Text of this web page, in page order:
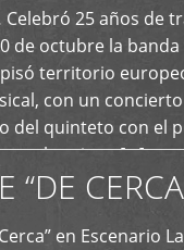
Celebró 25 años de
de octubre la
territorio
con un
del quinteto con el
que los sigue […]
“DE
en Escenario